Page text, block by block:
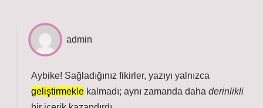
admin
Aybike! Sağladığınız fikirler, yazıyı yalnızca
geliştirmekle kalmadı; aynı zamanda daha derinlikli